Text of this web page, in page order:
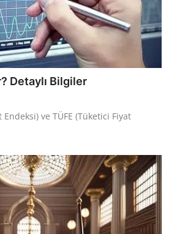
Detaylı Bilgiler
ve TÜFE (Tüketici Fiyat